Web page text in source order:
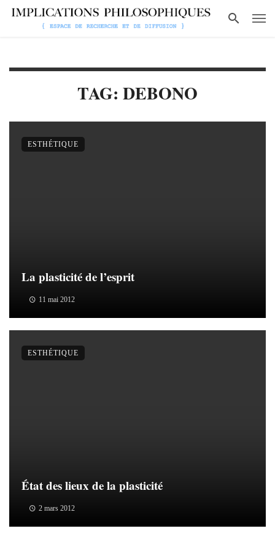
TAG: DEBONO
La plasticité de l’esprit
11 mai 2012
ESTHÉTIQUE
État des lieux de la plasticité
2 mars 2012
ESTHÉTIQUE